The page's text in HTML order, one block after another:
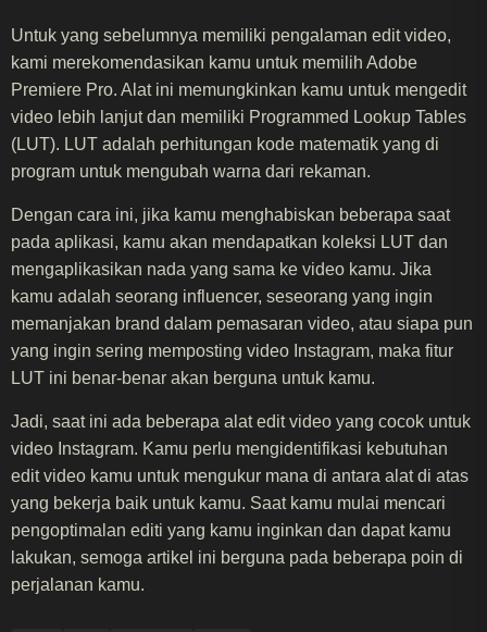
Untuk yang sebelumnya memiliki pengalaman edit video,
kami merekomendasikan kamu untuk memilih Adobe
Premiere Pro. Alat ini memungkinkan kamu untuk mengedit
video lebih lanjut dan memiliki Programmed Lookup Tables
(LUT). LUT adalah perhitungan kode matematik yang di
program untuk mengubah warna dari rekaman.
Dengan cara ini, jika kamu menghabiskan beberapa saat
pada aplikasi, kamu akan mendapatkan koleksi LUT dan
mengaplikasikan nada yang sama ke video kamu. Jika
kamu adalah seorang influencer, seseorang yang ingin
memanjakan brand dalam pemasaran video, atau siapa pun
yang ingin sering memposting video Instagram, maka fitur
LUT ini benar-benar akan berguna untuk kamu.
Jadi, saat ini ada beberapa alat edit video yang cocok untuk
video Instagram. Kamu perlu mengidentifikasi kebutuhan
edit video kamu untuk mengukur mana di antara alat di atas
yang bekerja baik untuk kamu. Saat kamu mulai mencari
pengoptimalan editi yang kamu inginkan dan dapat kamu
lakukan, semoga artikel ini berguna pada beberapa poin di
perjalanan kamu.